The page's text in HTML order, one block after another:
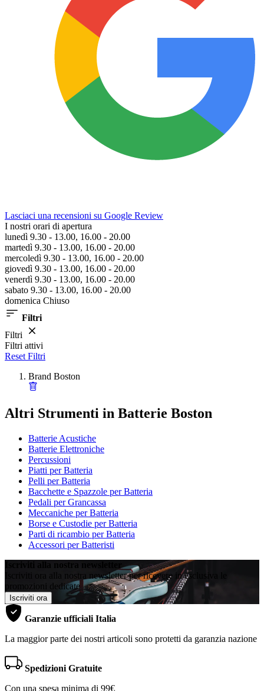
Lasciaci una recensioni su Google Review
I nostri orari di apertura
lunedì 9.30 - 13.00, 16.00 - 20.00
martedì 9.30 - 13.00, 16.00 - 20.00
mercoledì 9.30 - 13.00, 16.00 - 20.00
giovedì 9.30 - 13.00, 16.00 - 20.00
venerdì 9.30 - 13.00, 16.00 - 20.00
sabato 9.30 - 13.00, 16.00 - 20.00
domenica Chiuso
Filtri
Filtri
Filtri attivi
Reset Filtri
Brand Boston
Altri Strumenti in Batterie Boston
Batterie Acustiche
Batterie Elettroniche
Percussioni
Piatti per Batteria
Pelli per Batteria
Bacchette e Spazzole per Batteria
Pedali per Grancassa
Meccaniche per Batteria
Borse e Custodie per Batteria
Parti di ricambio per Batteria
Accessori per Batteristi
Iscriviti alla nostra newsletter
Iscriviti ora alla nostra newsletter per ricevere in esclusiva le
promozioni dedicate
Iscriviti ora
Garanzie ufficiali Italia
La maggior parte dei nostri articoli sono protetti da garanzia nazione
Spedizioni Gratuite
Con una spesa minima di 99€